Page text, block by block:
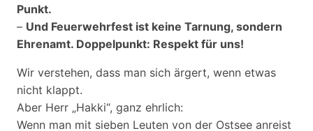
Punkt.
– Und Feuerwehrfest ist keine Tarnung, sondern
Ehrenamt. Doppelpunkt: Respekt für uns!
Wir verstehen, dass man sich ärgert, wenn etwas
nicht klappt.
Aber Herr „Hakki“, ganz ehrlich:
Wenn man mit sieben Leuten von der Ostsee anreist